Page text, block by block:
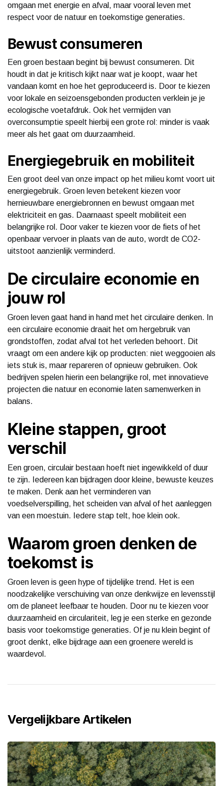
omgaan met energie en afval, maar vooral leven met
respect voor de natuur en toekomstige generaties.
Bewust consumeren
Een groen bestaan begint bij bewust consumeren. Dit
houdt in dat je kritisch kijkt naar wat je koopt, waar het
vandaan komt en hoe het geproduceerd is. Door te kiezen
voor lokale en seizoensgebonden producten verklein je je
ecologische voetafdruk. Ook het vermijden van
overconsumptie speelt hierbij een grote rol: minder is vaak
meer als het gaat om duurzaamheid.
Energiegebruik en mobiliteit
Een groot deel van onze impact op het milieu komt voort uit
energiegebruik. Groen leven betekent kiezen voor
hernieuwbare energiebronnen en bewust omgaan met
elektriciteit en gas. Daarnaast speelt mobiliteit een
belangrijke rol. Door vaker te kiezen voor de fiets of het
openbaar vervoer in plaats van de auto, wordt de CO2-
uitstoot aanzienlijk verminderd.
De circulaire economie en
jouw rol
Groen leven gaat hand in hand met het circulaire denken. In
een circulaire economie draait het om hergebruik van
grondstoffen, zodat afval tot het verleden behoort. Dit
vraagt om een andere kijk op producten: niet weggooien als
iets stuk is, maar repareren of opnieuw gebruiken. Ook
bedrijven spelen hierin een belangrijke rol, met innovatieve
projecten die natuur en economie laten samenwerken in
balans.
Kleine stappen, groot
verschil
Een groen, circulair bestaan hoeft niet ingewikkeld of duur
te zijn. Iedereen kan bijdragen door kleine, bewuste keuzes
te maken. Denk aan het verminderen van
voedselverspilling, het scheiden van afval of het aanleggen
van een moestuin. Iedere stap telt, hoe klein ook.
Waarom groen denken de
toekomst is
Groen leven is geen hype of tijdelijke trend. Het is een
noodzakelijke verschuiving van onze denkwijze en levensstijl
om de planeet leefbaar te houden. Door nu te kiezen voor
duurzaamheid en circulariteit, leg je een sterke en gezonde
basis voor toekomstige generaties. Of je nu klein begint of
groot denkt, elke bijdrage aan een groenere wereld is
waardevol.
Vergelijkbare Artikelen